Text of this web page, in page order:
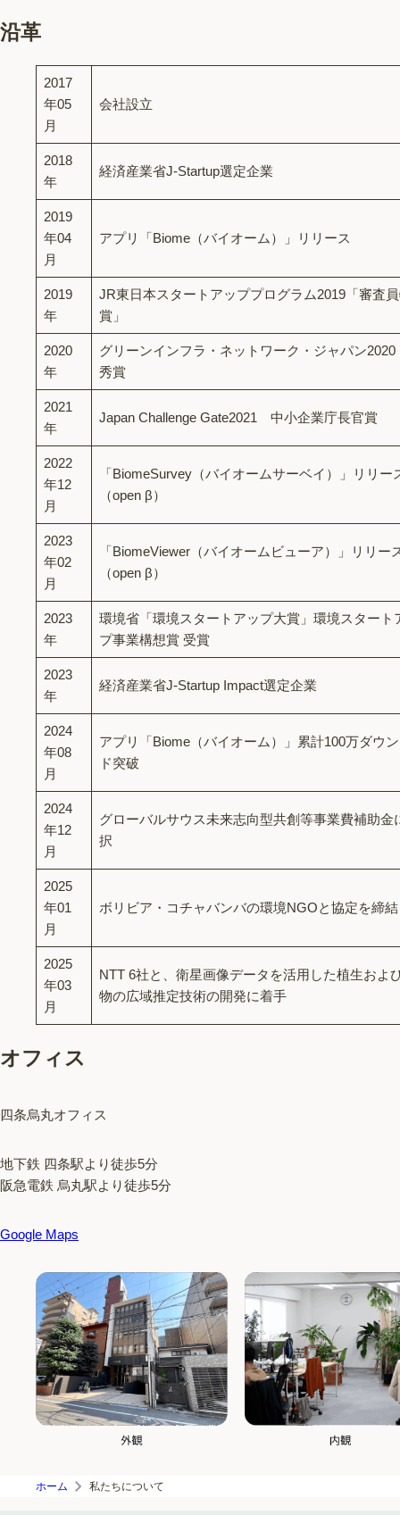
沿革
2017
年05
月
会社設立
2018
年
経済産業省J-Startup選定企業
2019
年04
月
アプリ「Biome（バイオーム）」リリース
2019
年
JR東日本スタートアッププログラム2019「審査
賞」
2020
年
グリーンインフラ・ネットワーク・ジャパン
秀賞
2021
年
Japan Challenge Gate2021 中小企業庁長官賞
2022
年12
月
「BiomeSurvey（バイオームサーベイ）」リリー
（open β）
2023
年02
月
「BiomeViewer（バイオームビューア）」リリー
（open β）
2023
年
環境省「環境スタートアップ大賞」環境スタート
プ事業構想賞 受賞
2023
年
経済産業省J-Startup Impact選定企業
2024
年08
月
アプリ「Biome（バイオーム）」累計100万ダウ
ド突破
2024
年12
月
グローバルサウス未来志向型共創等事業費補助金
択
2025
年01
月
ボリビア・コチャバンバの環境NGOと協定を締結
2025
年03
月
NTT 6社と、衛星画像データを活用した植生およ
物の広域推定技術の開発に着手
オフィス
四条烏丸オフィス
地下鉄 四条駅より徒歩5分
阪急電鉄 烏丸駅より徒歩5分
Google Maps
ホーム 私たちについて